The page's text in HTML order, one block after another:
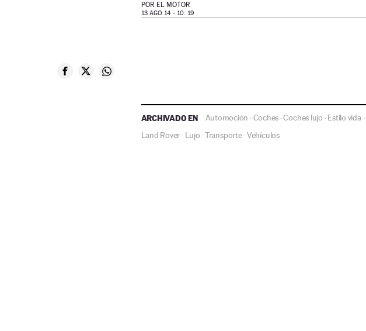
POR EL MOTOR
13 AGO 14 - 10: 19
ARCHIVADO EN Automoción ·Coches ·Coches lujo ·Estilo vida·
Land Rover · Lujo ·Transporte·Vehículos